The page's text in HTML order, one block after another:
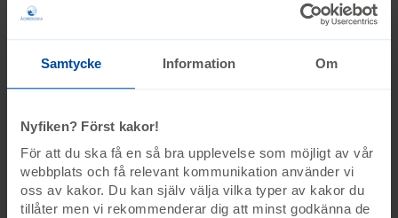
Samtycke Information Om
Nyfiken? Först kakor!
För att du ska få en så bra upplevelse som möjligt av vår
webbplats och få relevant kommunikation använder vi
oss av kakor. Du kan själv välja vilka typer av kakor du
tillåter men vi rekommenderar dig att minst godkänna de
Tillgång till timetimers, timstock och
I barnverksamheten finns talande scheman.
stöd.
Rum och medicinska hjälpmedel
Alla sängar i Stenhuset är höj- och sänkbara.